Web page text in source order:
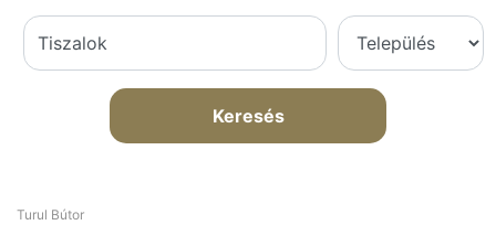
Keresés
Turul Bútor